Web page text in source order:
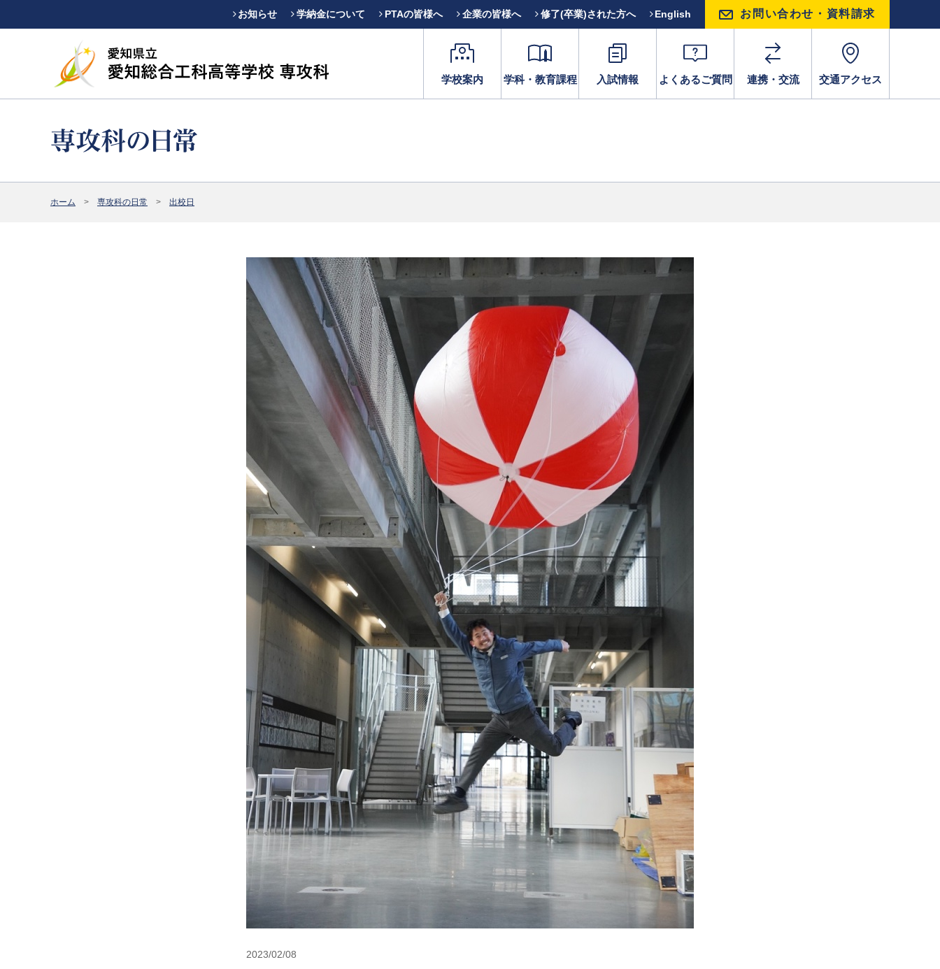
お知らせ 学納金について PTAの皆様へ 企業の皆様へ 修了(卒業)された方へ English お問い合わせ・資料請求
学校案内 学科・教育課程 入試情報 よくあるご質問 連携・交流 交通アクセス
ホーム 専攻科の日常 出校日
2023/02/08